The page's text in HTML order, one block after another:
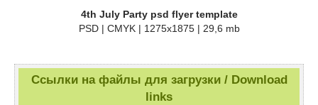
4th July Party psd flyer template
PSD | CMYK | 1275x1875 | 29,6 mb
Ссылки на файлы для загрузки / Download
links